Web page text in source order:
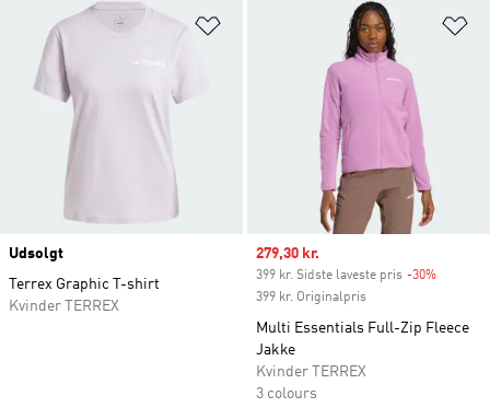
Føj til ønskeliste
Udsolgt
Terrex Graphic T-shirt
Kvinder TERREX
Sale price
279,30 kr.
399 kr. Sidste laveste pris -30%
399 kr. Originalpris
Multi Essentials Full-Zip Fleece
Jakke
Kvinder TERREX
3 colours